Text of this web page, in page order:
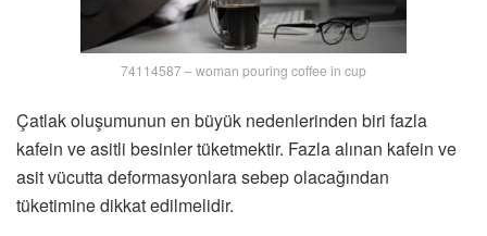
74114587 – woman pouring coffee in cup
Çatlak oluşumunun en büyük nedenlerinden biri fazla
kafein ve asitli besinler tüketmektir. Fazla alınan kafein ve
asit vücutta deformasyonlara sebep olacağından
tüketimine dikkat edilmelidir.